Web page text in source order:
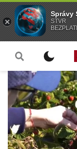
Správy
STVR